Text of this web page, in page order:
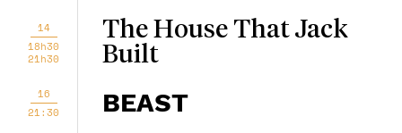
14
18h30
21h30
The House That Jack
Built
16
21:30
BEAST